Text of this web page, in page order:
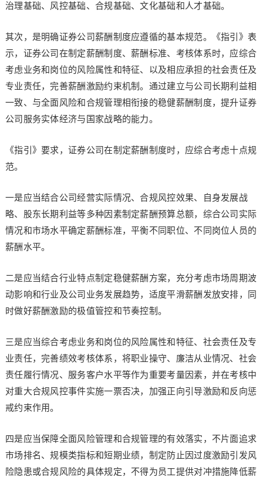
治理基础、风控基础、合规基础、文化基础和人才基础。
其次，是明确证券公司薪酬制度应遵循的基本规范。《指引》表
示，证券公司在制定薪酬制度、薪酬标准、考核体系时，应综合
考虑业务和岗位的风险属性和特征、以及相应承担的社会责任及
专业责任，完善薪酬激励约束机制。通过建立与公司长期利益相
一致、与全面风险和合规管理相衔接的稳健薪酬制度，提升证券
公司服务实体经济与国家战略的能力。
《指引》要求，证券公司在制定薪酬制度时，应综合考虑十点规
范。
一是应当结合公司经营实际情况、合规风控效果、自身发展战
略、股东长期利益等多种因素制定薪酬预算总额，综合公司实际
情况和市场水平确定薪酬标准，平衡不同职位、不同岗位人员的
薪酬水平。
二是应当结合行业特点制定稳健薪酬方案，充分考虑市场周期波
动影响和行业及公司业务发展趋势，适度平滑薪酬发放安排，同
时做好薪酬激励的极值管控和节奏控制。
三是应当综合考虑业务和岗位的风险属性和特征、社会责任及专
业责任，完善绩效考核体系，将职业操守、廉洁从业情况、社会
责任履行情况、服务客户水平等作为重要考量因素，并在考核中
对重大合规风控事件实施一票否决，加强正向引导激励和反向惩
戒约束作用。
四是应当保障全面风险管理和合规管理的有效落实，不片面追求
市场排名、规模类指标和短期业绩，制定防止因过度激励引发风
险隐患或合规风险的具体规定，不得为员工提供对冲措施降低薪